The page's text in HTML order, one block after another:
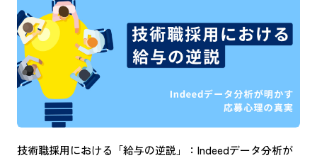
技術職採用における「給与の逆説」：Indeedデータ分析が